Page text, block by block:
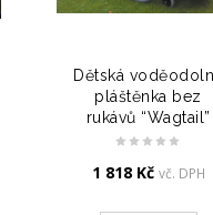
Dětská
pláštěnka bez
rukávů “Wagtail”
1 818 Kč vč. DPH